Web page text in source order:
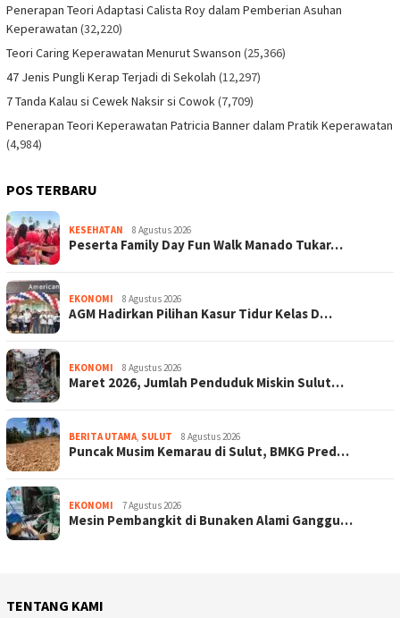
Penerapan Teori Adaptasi Calista Roy dalam Pemberian Asuhan
Keperawatan (32,220)
Teori Caring Keperawatan Menurut Swanson (25,366)
47 Jenis Pungli Kerap Terjadi di Sekolah (12,297)
7 Tanda Kalau si Cewek Naksir si Cowok(7,709)
Penerapan Teori Keperawatan Patricia Banner dalam Pratik Keperawatan
(4,984)
POS TERBARU
KESEHATAN 8 Agustus 2026
Peserta Family Day Fun Walk Manado Tukar…
EKONOMI 8 Agustus 2026
AGM Hadirkan Pilihan Kasur Tidur Kelas D…
EKONOMI 8 Agustus 2026
Maret 2026, Jumlah Penduduk Miskin Sulut…
BERITA UTAMA SULUT 8 Agustus 2026
Puncak Musim Kemarau di Sulut, BMKG Pred…
EKONOMI 7 Agustus 2026
Mesin Pembangkit di Bunaken Alami Ganggu…
TENTANG KAMI